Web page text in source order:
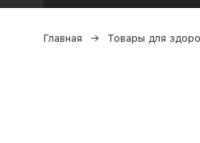
Главная Товары для